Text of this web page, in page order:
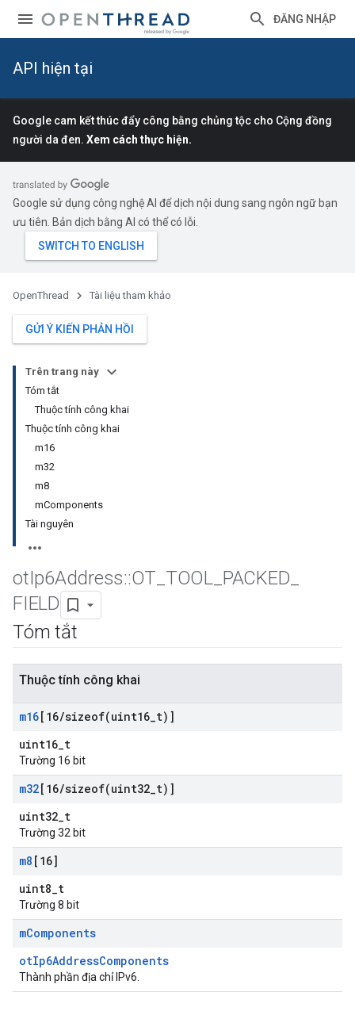
ĐĂNG NHẬP
API hiện tại
Google cam kết thúc đẩy công bằng chủng tộc cho Cộng đồng
người da đen. Xem cách thực hiện.
Google sử dụng công nghệ AI để dịch nội dung sang ngôn ngữ bạn
ưu tiên. Bản dịch bằng AI có thể có lỗi.
OpenThread Tài liệu tham khảo
GỬI Ý KIẾN PHẢN HỒI
Trên trang này
Tóm tắt
Thuộc tính công khai
Thuộc tính công khai
m16
m32
m8
mComponents
Tài nguyên
otIp6Address::OT TOOL PACKED
FIELD
Tóm tắt
Thuộc tính công khai
m16[16/sizeof(uint16 t)]
uint16_t
Trường 16 bit
m32[16/sizeof(uint32 t)]
uint32_t
Trường 32 bit
m8 [16]
uint8_t
Trường 8 bit
mComponents
otIp6AddressComponents
Thành phần địa chỉ IPv6.